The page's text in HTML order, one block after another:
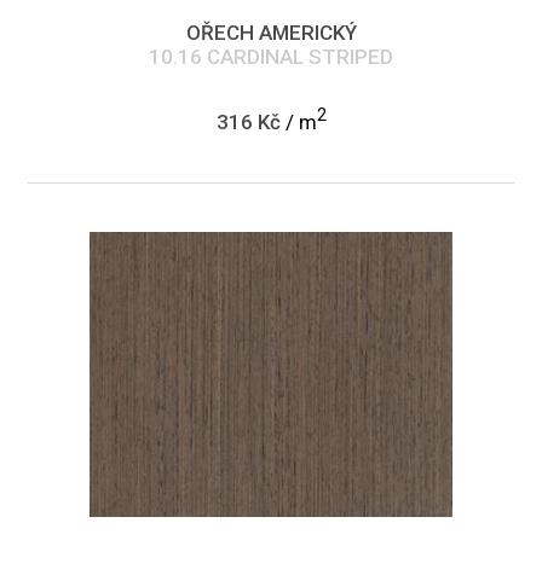
OŘECH AMERICKÝ
10.16 CARDINAL STRIPED
316 Kč/ m2